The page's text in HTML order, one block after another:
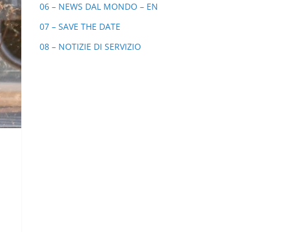
06 – NEWS DAL MONDO – EN
07 – SAVE THE DATE
08 – NOTIZIE DI SERVIZIO